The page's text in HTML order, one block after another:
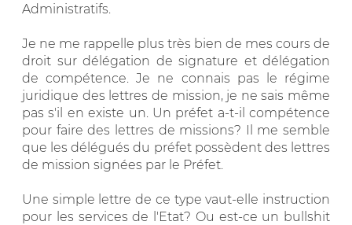
Administratifs.
Je ne me rappelle plus très bien de mes cours de
droit sur délégation de signature et délégation
de compétence. Je ne connais pas le régime
juridique des lettres de mission, je ne sais même
pas s'il en existe un. Un préfet a-t-il compétence
pour faire des lettres de missions? Il me semble
que les délégués du préfet possèdent des lettres
de mission signées par le Préfet.
Une simple lettre de ce type vaut-elle instruction
pour les services de l'Etat? Ou est-ce un bullshit